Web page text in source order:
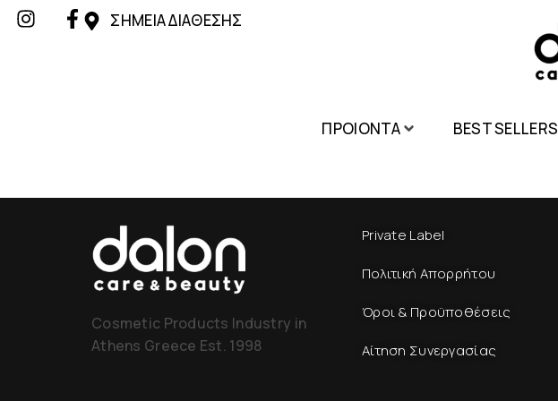
ΣΗΜΕΙΑ ΔΙΑΘΕΣΗΣ
ΠΡΟΙΟΝΤΑ BEST SELLERS
Cosmetic Products Industry in
Athens Greece Est. 1998
Private Label
Πολιτική Απορρήτου
Όροι & Προϋποθέσεις
Αίτηση Συνεργασίας